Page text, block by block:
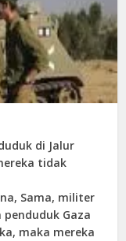
di Jalur
tidak
Sama, militer
Gaza
maka mereka